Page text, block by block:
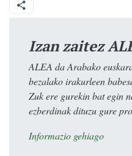
Izan zaitez
ALEA da Arabako
bezalako irakurleen
Zuk ere gurekin bat egin
ezberdinak dituzu gure
Informazio gehiago